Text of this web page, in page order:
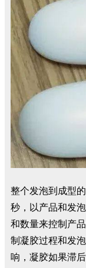
整个发泡到成型
秒，以产品和发
和数量来控制产
制凝胶过程和发
响，凝胶如果滞